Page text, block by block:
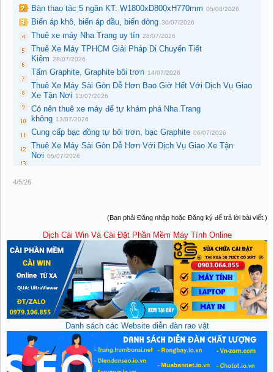
Bàn thao tác 5 ngăn KT: W1800xD800xH770mm 05/08/2026
Biến áp khô, biến áp dầu, biến dòng 30/07/2026
Thuê xe máy Nha Trang uy tín 28/07/2026
Thuê Xe Máy TPHCM Giải Pháp Di Chuyển Tiết
Kiệm 28/07/2026
Tấm Graphite, Graphite bôi trơn 14/07/2026
Thuê Xe Máy Sài Gòn Dễ Hơn Bao Giờ Hết Với Dịch Vụ Giao
Xe Tận Nơi
13/07/2026
Có nên thuê xe máy để tự khám phá Nha Trang
không 13/07/2026
Cung cấp bạc đồng tự bôi trơn, bạc Graphite 06/07/2026
Thuê Xe Máy Sài Gòn Dễ Hơn Với Dịch Vụ Giao Xe Tận
Nơi 05/07/2026
4/5/26
(Bạn phải Đăng nhập hoặc Đăng ký để trả lời bài viết.)
Dịch Cài Win Và Cài Đặt Phần Mềm Máy Tính Online
Danh sách các Website diễn đàn rao vặt